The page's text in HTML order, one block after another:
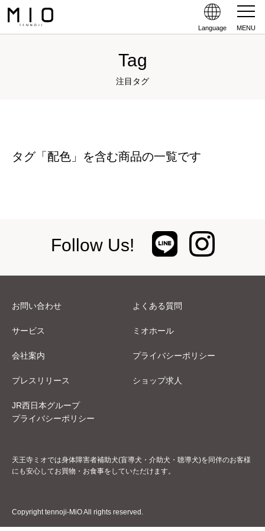
Language MENU
Tag
注目タグ
タグ「配色」を含む商品の一覧です
Follow Us!
お問い合わせ よくある質問
サービス ミオホール
会社案内 プライバシーポリシー
プレスリリース ショップ求人
JR西日本グループ
プライバシーポリシー
天王寺ミオでは身体障害者補助犬(盲導犬・介助犬・聴導犬)を同伴のお客様
にも安心してお買物・お食事をしていただけます。
Copyright tennoji-MiO All rights reserved.